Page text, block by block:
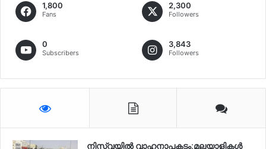
1,800
Fans
2,300
Followers
0
Subscribers
3,843
Followers
നിസ്‌വയിൽ വാഹനാപകടം:മലയാളികള്‍